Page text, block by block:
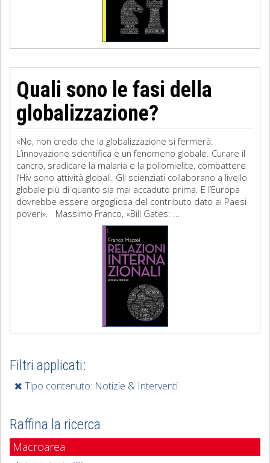
Quali sono le fasi della
globalizzazione?
«No, non credo che la globalizzazione si fermerà.
L’innovazione scientifica è un fenomeno globale. Curare il
cancro, sradicare la malaria e la poliomielite, combattere
l’Hiv sono attività globali. Gli scienziati collaborano a livello
globale più di quanto sia mai accaduto prima. E l’Europa
dovrebbe essere orgogliosa del contributo dato ai Paesi
poveri». Massimo Franco, «Bill Gates: ...
Filtri applicati:
Tipo contenuto: Notizie & Interventi
Raffina la ricerca
Macroarea